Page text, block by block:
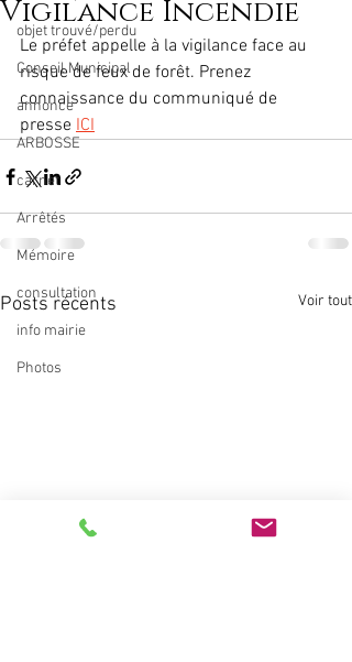
objet trouvé/perdu
Conseil Municipal
annonce
ARBOSSE
carnet
Arrêtés
Mémoire
consultation
info mairie
Photos
Vigilance Incendie
Le préfet appelle à la vigilance face au
risque de feux de forêt. Prenez
connaissance du communiqué de
presse ICI
Posts récents Voir tout